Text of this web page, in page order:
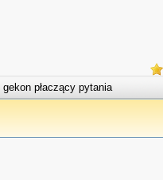
gekon płaczący pytania